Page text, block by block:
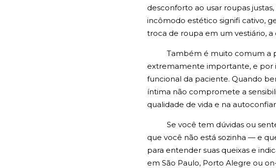
desconforto ao usar roupas
incômodo estético signifi cativo,
troca de roupa em um vestiário,
Também é muito comum a
extremamente importante, e por
funcional da paciente. Quando
íntima não compromete a
qualidade de vida e na
Se você tem dúvidas ou
que você não está sozinha — e
para entender suas queixas e
em São Paulo, Porto Alegre ou